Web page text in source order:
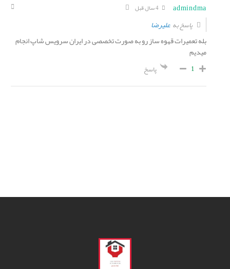
admindma
پاسخ بهعلیرضا
بله تعمیرات قهوه ساز رو به صورت تخصصی در ایران سرویس شاپ انجام
میدیم
1 پاسخ